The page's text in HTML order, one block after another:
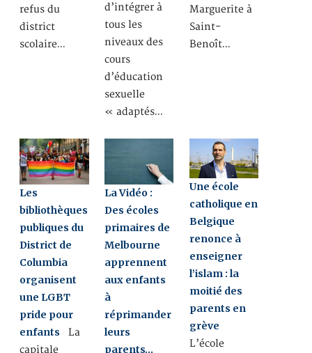
refus du
district
scolaire…
d’intégrer à
tous les
niveaux des
cours
d’éducation
sexuelle
« adaptés…
Marguerite à
Saint-
Benoît…
Les
bibliothèques
publiques du
District de
Columbia
organisent
une LGBT
pride pour
enfants La
capitale
La Vidéo :
Des écoles
primaires de
Melbourne
apprennent
aux enfants
à
réprimander
leurs
parents…
Une école
catholique en
Belgique
renonce à
enseigner
l’islam : la
moitié des
parents en
grève
L’école